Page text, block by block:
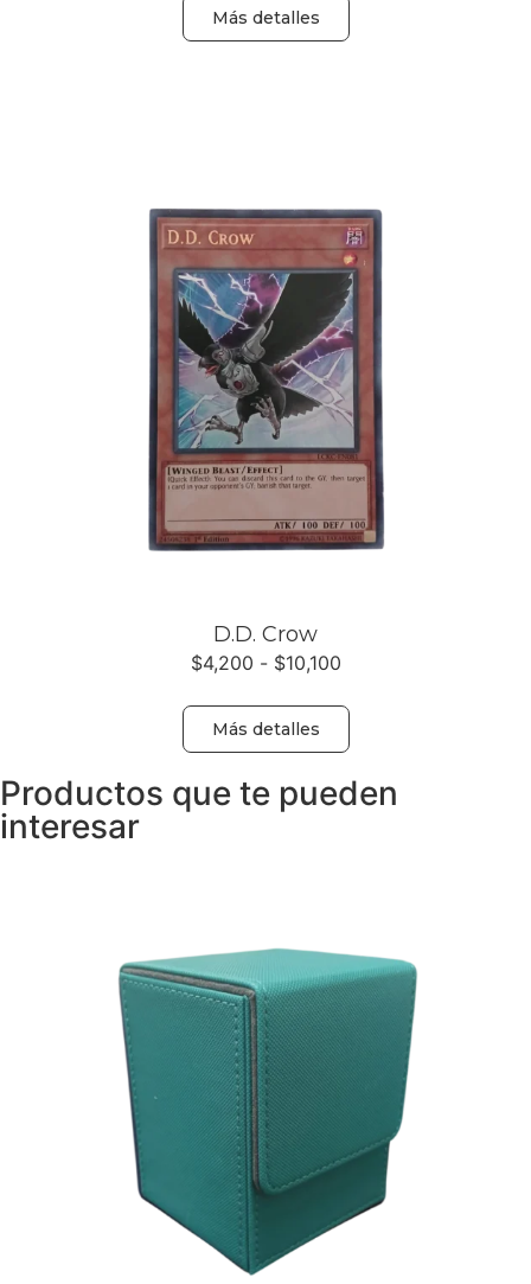
Más detalles
D.D. Crow
$4,200 - $10,100
Más detalles
Productos que te pueden
interesar